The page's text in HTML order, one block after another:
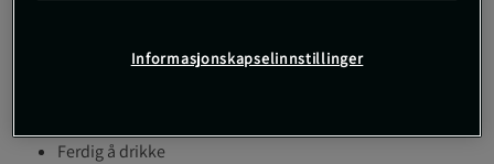
16 g protein per flaske
Ferdig å drikke
Informasjonskapselinnstillinger